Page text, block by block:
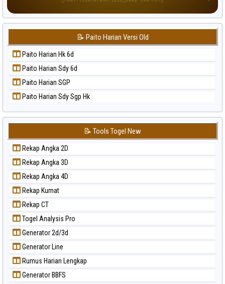
Paito Warna Sydney
Paito Warna Sydney Lottery
Paito Warna Sydney Lottery 6d
Paito Warna Sydney Lotto
Paito Warna Sydney Pools 6d
Paito Warna Taipei
📝 Paito Harian Versi Old
Paito Harian Hk 6d
Paito Harian Sdy 6d
Paito Harian SGP
Paito Harian Sdy Sgp Hk
📝 Tools Togel New
Rekap Angka 2D
Rekap Angka 3D
Rekap Angka 4D
Rekap Kumat
Rekap CT
Togel Analysis Pro
Generator 2d/3d
Generator Line
Rumus Harian Lengkap
Generator BBFS